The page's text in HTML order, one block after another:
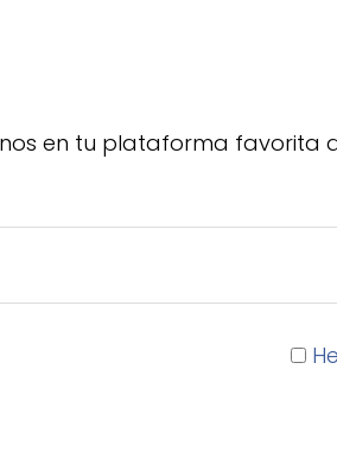
en tu plataforma favorita